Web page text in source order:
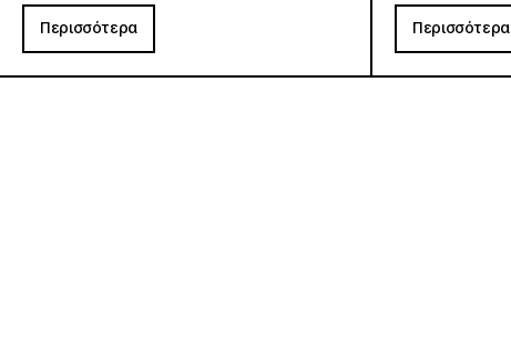
Περισσότερα Περισσότερα